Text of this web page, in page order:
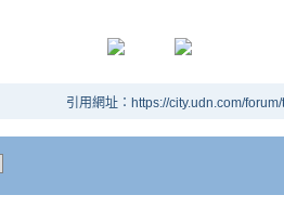
引用網址：https://city.udn.com/